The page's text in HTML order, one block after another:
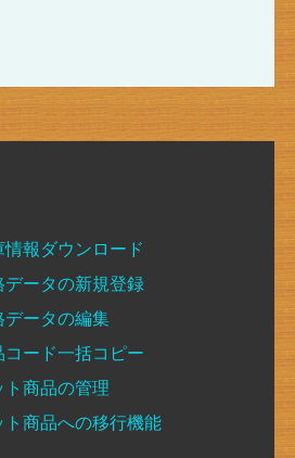
情報ダウンロード
データの新規登録
データの編集
コード一括コピー
ト商品の管理
ト商品への移行機能